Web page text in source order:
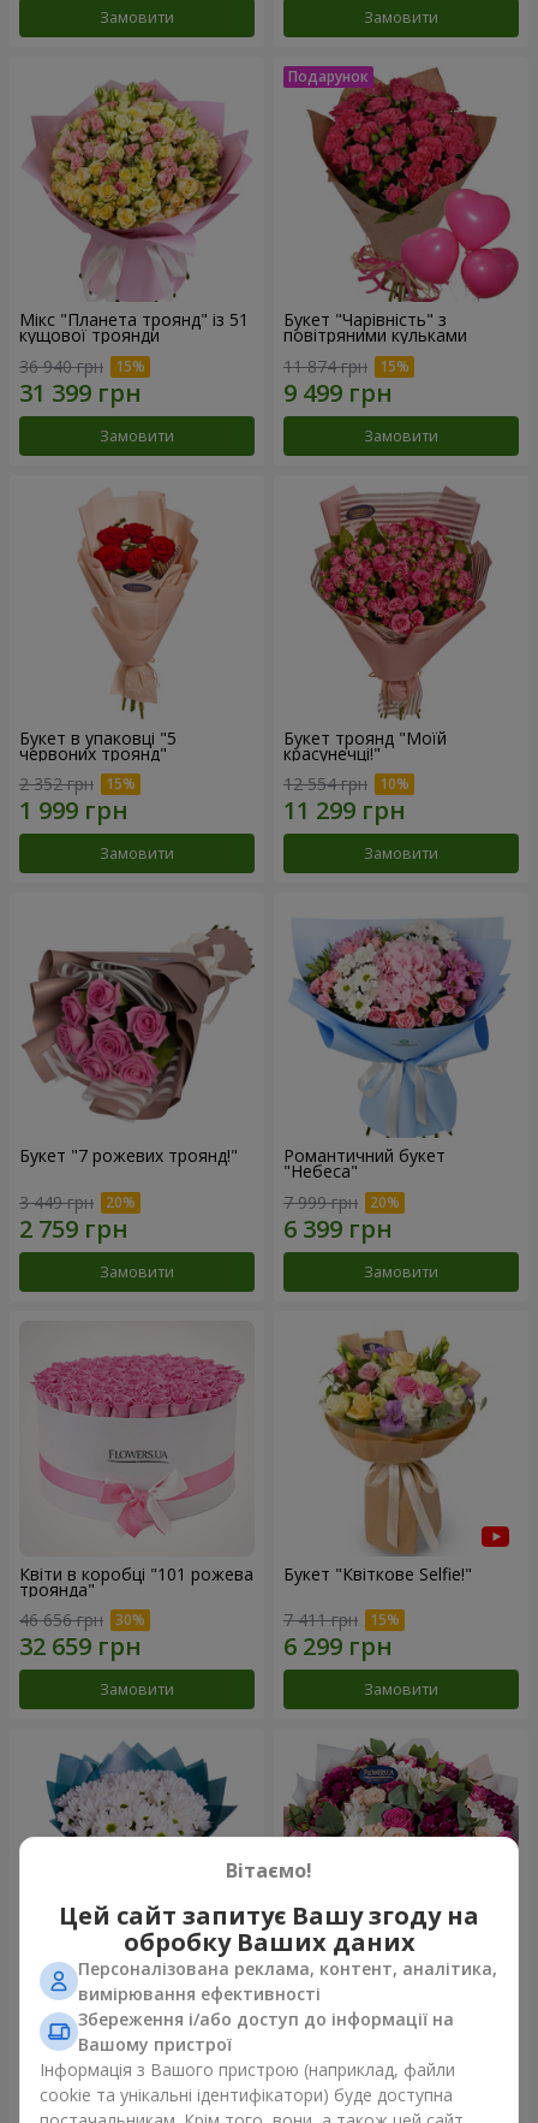
Замовити Замовити
Мікс "Планета троянд" із 51
кущової троянди
36 940 грн
Замовити
Букет "Чарівність" з
повітряними кульками
11 874 грн
Замовити
Букет в упаковці "5
червоних троянд"
2 352 грн
Замовити
Букет троянд "Моїй
красунечці!"
12 554 грн
Замовити
Букет "7 рожевих троянд!"
3 449 грн
Замовити
Романтичний букет
"Небеса"
7 999 грн
Замовити
Квіти в коробці "101 рожева
троянда"
46 656 грн
Замовити
Букет "Квіткове Selfie!"
7 411 грн
Замовити
Букет "Яскраві сонечка!"
4 199 грн
Замовити
Букет "Все для тебе ...!"
Замовити
Вітаємо!
Цей сайт запитує Вашу згоду на
обробку Ваших даних
Персоналізована реклама, контент, аналітика,
вимірювання ефективності
Збереження і/або доступ до інформації на
Вашому пристрої
Інформація з Вашого пристрою (наприклад, файли
cookie та унікальні ідентифікатори) буде доступна